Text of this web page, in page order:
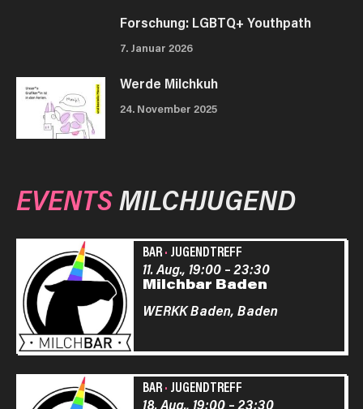
Forschung: LGBTQ+ Youthpath
7. Januar 2026
Werde Milchkuh
24. November 2025
EVENTSMILCHJUGEND
BAR· JUGENDTREFF
Milchbar Baden
11. Aug., 19:00–23:30
WERKK Baden, Baden
BAR· JUGENDTREFF
18. Aug., 19:00–23:30